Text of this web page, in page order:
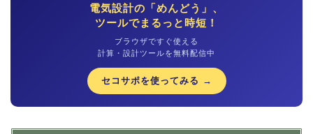
電気設計の「めんどう」、
ツールでまるっと時短！
ブラウザですぐ使える
計算・設計ツールを無料配信中
セコサポを使ってみる →